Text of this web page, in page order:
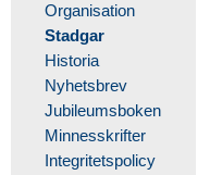
Organisation
Stadgar
Historia
Nyhetsbrev
Jubileumsboken
Minnesskrifter
Integritetspolicy